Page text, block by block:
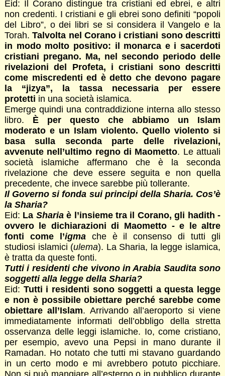
Eid: Il Corano distingue tra cristiani ed ebrei, e altri
non credenti. I cristiani e gli ebrei sono definiti “popoli
del Libro”, o dei libri se si considera il Vangelo e la
Torah.Talvolta nel Corano i cristiani sono descritti
in modo molto positivo: il monarca e i sacerdoti
cristiani pregano. Ma, nel secondo periodo delle
rivelazioni del Profeta, i cristiani sono descritti
come miscredenti ed è detto che devono pagare
la “jizya”, la tassa necessaria per essere
protetti in una società islamica.
Emerge quindi una contraddizione interna allo stesso
libro. È per questo che abbiamo un Islam
moderato e un Islam violento. Quello violento si
basa sulla seconda parte delle rivelazioni,
avvenute nell’ultimo regno di Maometto. Le attuali
società islamiche affermano che è la seconda
rivelazione che deve essere seguita e non quella
precedente, che invece sarebbe più tollerante.
Il Governo si fonda sui principi della Sharia. Cos’è
la Sharia?
Eid: La Shariaè l’insieme tra il Corano, gli hadith -
ovvero le dichiarazioni di Maometto - e le altre
fonti come l’igmache è il consenso di tutti gli
studiosi islamici (ulema). La Sharia, la legge islamica,
è tratta da queste fonti.
Tutti i residenti che vivono in Arabia Saudita sono
soggetti alla legge della Sharia?
Eid: Tutti i residenti sono soggetti a questa legge
e non è possibile obiettare perché sarebbe come
obiettare all’Islam. Arrivando all’aeroporto si viene
immediatamente informati dell’obbligo della stretta
osservanza delle leggi islamiche. Io, come cristiano,
per esempio, avevo una Pepsi in mano durante il
Ramadan. Ho notato che tutti mi stavano guardando
in un certo modo e mi avrebbero potuto picchiare.